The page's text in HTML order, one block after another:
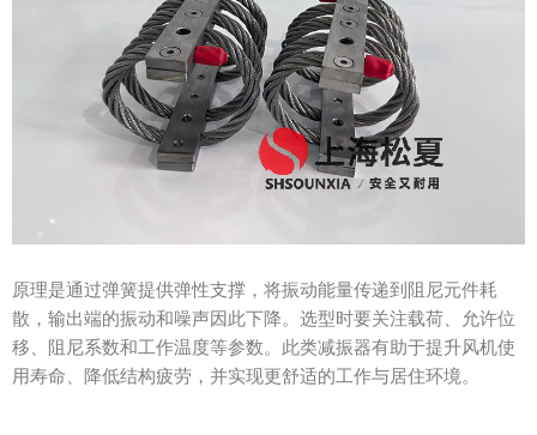
原理是通过弹簧提供弹性支撑，将振动能量传递到阻尼元件耗
散，输出端的振动和噪声因此下降。选型时要关注载荷、允许位
移、阻尼系数和工作温度等参数。此类减振器有助于提升风机使
用寿命、降低结构疲劳，并实现更舒适的工作与居住环境。